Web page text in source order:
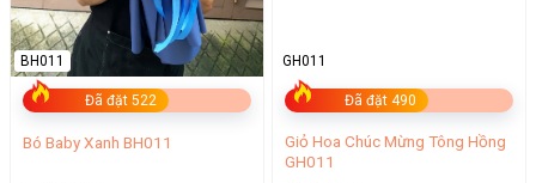
Đã đặt 522
BH011
Bó Baby Xanh BH011
Đã đặt 490
GH011
Giỏ Hoa Chúc Mừng Tông Hồng
GH011